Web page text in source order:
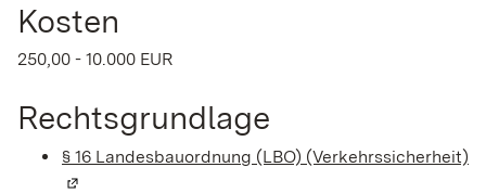
Kosten
250,00 - 10.000 EUR
Rechtsgrundlage
§ 16 Landesbauordnung (LBO) (Verkehrssicherheit)